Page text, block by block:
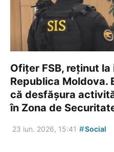
Ofițer FSB, reținut
Republica Moldova.
că desfășura
în Zona de
23 iun. 2026, 15:41 #Social